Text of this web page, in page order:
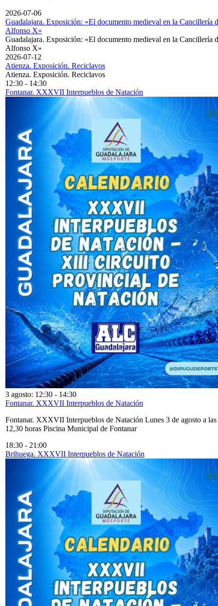
2026-07-06
Guadalajara. Exposición: «El documento medieval en la Cancillería
Alfonso X»
Guadalajara. Exposición: «El documento medieval en la Cancillería
Alfonso X»
2026-07-12
Atienza. Exposición. Reciclavos
Atienza. Exposición. Reciclavos
12:30 - 14:30
Fontanar. XXXVII Interpueblos de Natación
3 agosto: 12:30 - 14:30
Fontanar. XXXVII Interpueblos de Natación
Fontanar. XXXVII Interpueblos de Natación Lunes 3 de agosto a las
12,30 horas Piscina Municipal de Fontanar
18:30 - 21:00
Brihuega. XXXVII Interpueblos de Natación